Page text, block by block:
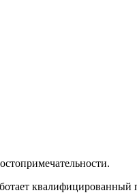
квалифицированный